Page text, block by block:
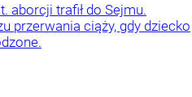
aborcji trafił do Sejmu.
przerwania ciąży, gdy dziecko